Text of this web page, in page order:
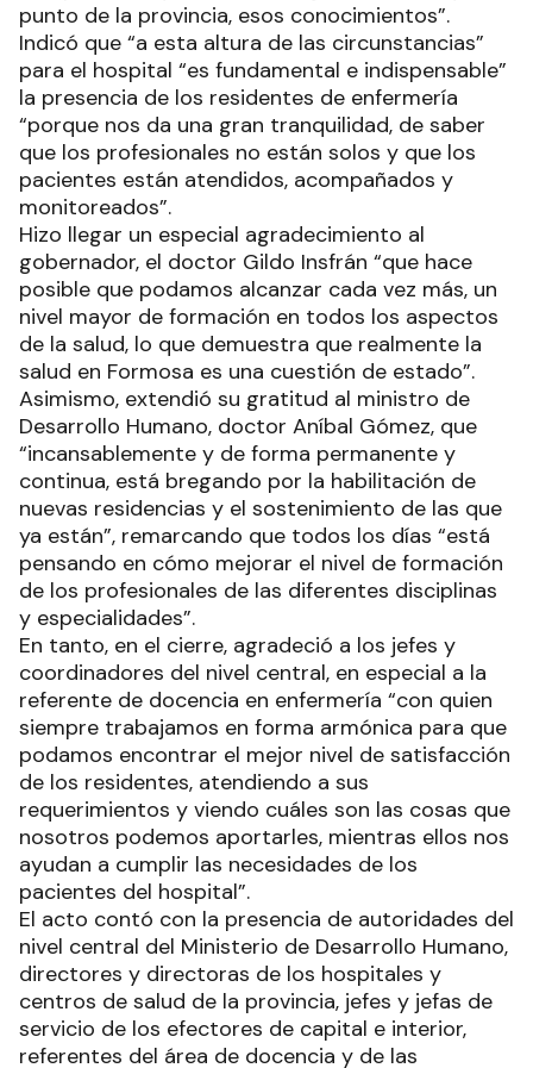
punto de la provincia, esos conocimientos”.
Indicó que “a esta altura de las circunstancias”
para el hospital “es fundamental e indispensable”
la presencia de los residentes de enfermería
“porque nos da una gran tranquilidad, de saber
que los profesionales no están solos y que los
pacientes están atendidos, acompañados y
monitoreados”.
Hizo llegar un especial agradecimiento al
gobernador, el doctor Gildo Insfrán “que hace
posible que podamos alcanzar cada vez más, un
nivel mayor de formación en todos los aspectos
de la salud, lo que demuestra que realmente la
salud en Formosa es una cuestión de estado”.
Asimismo, extendió su gratitud al ministro de
Desarrollo Humano, doctor Aníbal Gómez, que
“incansablemente y de forma permanente y
continua, está bregando por la habilitación de
nuevas residencias y el sostenimiento de las que
ya están”, remarcando que todos los días “está
pensando en cómo mejorar el nivel de formación
de los profesionales de las diferentes disciplinas
y especialidades”.
En tanto, en el cierre, agradeció a los jefes y
coordinadores del nivel central, en especial a la
referente de docencia en enfermería “con quien
siempre trabajamos en forma armónica para que
podamos encontrar el mejor nivel de satisfacción
de los residentes, atendiendo a sus
requerimientos y viendo cuáles son las cosas que
nosotros podemos aportarles, mientras ellos nos
ayudan a cumplir las necesidades de los
pacientes del hospital”.
El acto contó con la presencia de autoridades del
nivel central del Ministerio de Desarrollo Humano,
directores y directoras de los hospitales y
centros de salud de la provincia, jefes y jefas de
servicio de los efectores de capital e interior,
referentes del área de docencia y de las